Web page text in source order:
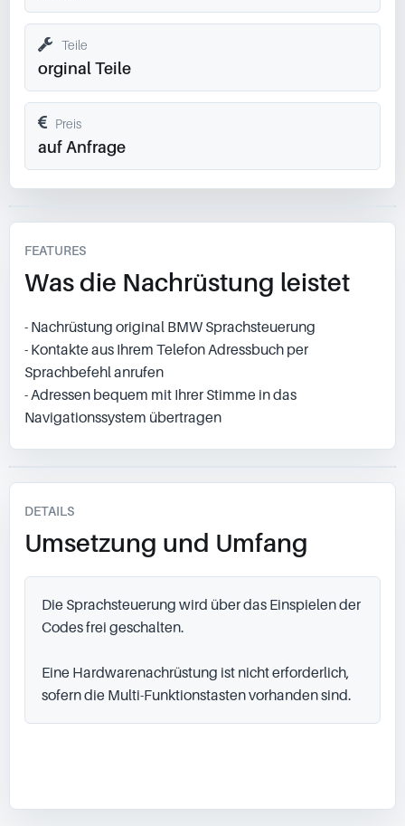
Teile
orginal Teile
Preis
auf Anfrage
FEATURES
Was die Nachrüstung leistet
- Nachrüstung original BMW Sprachsteuerung
- Kontakte aus Ihrem Telefon Adressbuch per
Sprachbefehl anrufen
- Adressen bequem mit Ihrer Stimme in das
Navigationssystem übertragen
DETAILS
Umsetzung und Umfang
Die Sprachsteuerung wird über das Einspielen der
Codes frei geschalten.
Eine Hardwarenachrüstung ist nicht erforderlich,
sofern die Multi-Funktionstasten vorhanden sind.